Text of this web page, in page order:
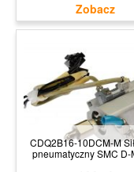
CDQ2B16-10DCM-M
pneumatyczny SMC D-